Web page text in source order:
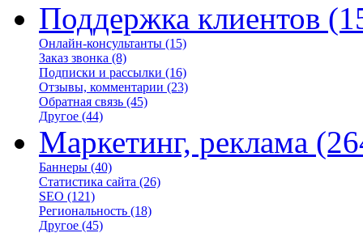
Поддержка клиентов
Онлайн-консультанты (15)
Заказ звонка (8)
Подписки и рассылки (16)
Отзывы, комментарии (23)
Обратная связь (45)
Другое (44)
Маркетинг, реклама
Баннеры (40)
Статистика сайта (26)
SEO (121)
Региональность (18)
Другое (45)